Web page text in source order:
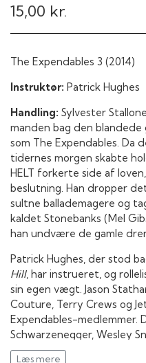
15,00 kr.
The Expendables 3 (2014)
Instruktør: Patrick Hughes
Handling: Sylvester
manden bag den
som The Expendables. Da
tidernes morgen skabte
HELT forkerte side af
beslutning. Han dropper
sultne ballademagere og
kaldet Stonebanks (Mel
han undvære de gamle
Patrick Hughes, der stod
Hill, har instrueret, og
sin egen vægt. Jason
Couture, Terry Crews og
Expendables-medlemmer.
Schwarzenegger, Wesley
Ford og Antonio Banderas,
Læs mere